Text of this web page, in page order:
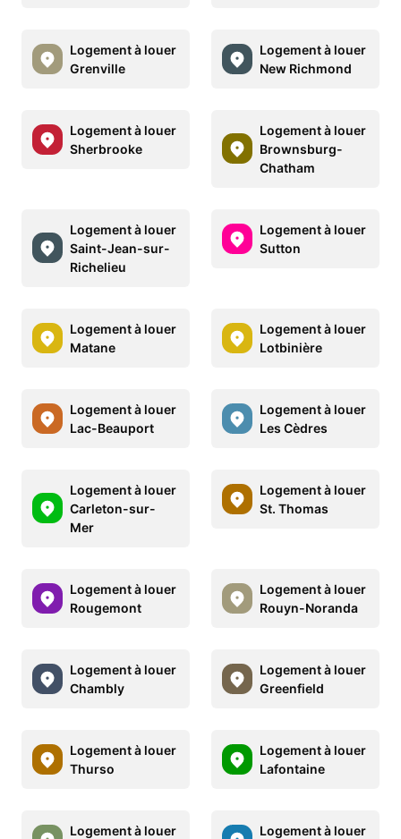
Logement à louer
Grenville
Logement à louer
New Richmond
Logement à louer
Sherbrooke
Logement à louer
Brownsburg-
Chatham
Logement à louer
Saint-Jean-sur-
Richelieu
Logement à louer
Sutton
Logement à louer
Matane
Logement à louer
Lotbinière
Logement à louer
Lac-Beauport
Logement à louer
Les Cèdres
Logement à louer
Carleton-sur-
Mer
Logement à louer
St. Thomas
Logement à louer
Rougemont
Logement à louer
Rouyn-Noranda
Logement à louer
Chambly
Logement à louer
Greenfield
Logement à louer
Thurso
Logement à louer
Lafontaine
Logement à louer
Logement à louer